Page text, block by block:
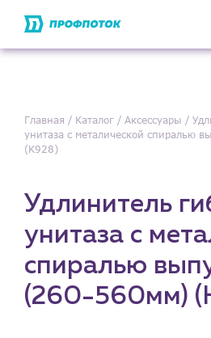
Главная Каталог Аксессуары
унитаза с металической спиралью
(K928)
Удлинитель
унитаза с
спиралью
(260-560мм)